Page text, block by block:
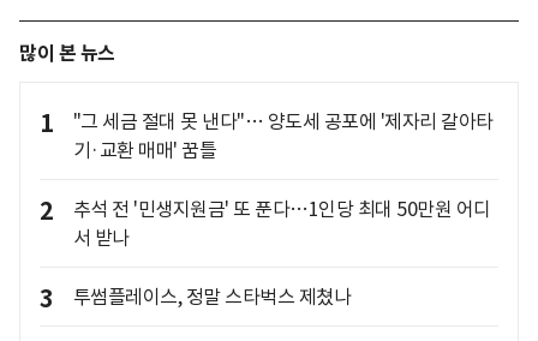
많이 본 뉴스
1
"그 세금 절대 못 낸다"… 양도세 공포에 '제자리 갈아타
기·교환 매매' 꿈틀
2
추석 전 '민생지원금' 또 푼다…1인당 최대 50만원 어디
서 받나
3 투썸플레이스, 정말 스타벅스 제쳤나